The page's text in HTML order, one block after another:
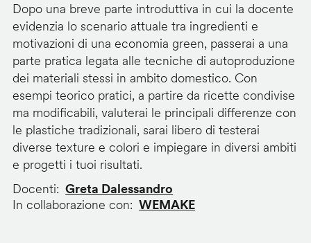
Dopo una breve parte introduttiva in cui la docente
evidenzia lo scenario attuale tra ingredienti e
motivazioni di una economia green, passerai a una
parte pratica legata alle tecniche di autoproduzione
dei materiali stessi in ambito domestico. Con
esempi teorico pratici, a partire da ricette condivise
ma modificabili, valuterai le principali differenze con
le plastiche tradizionali, sarai libero di testerai
diverse texture e colori e impiegare in diversi ambiti
e progetti i tuoi risultati.
Docenti
Greta Dalessandro
In collaborazione con
WEMAKE